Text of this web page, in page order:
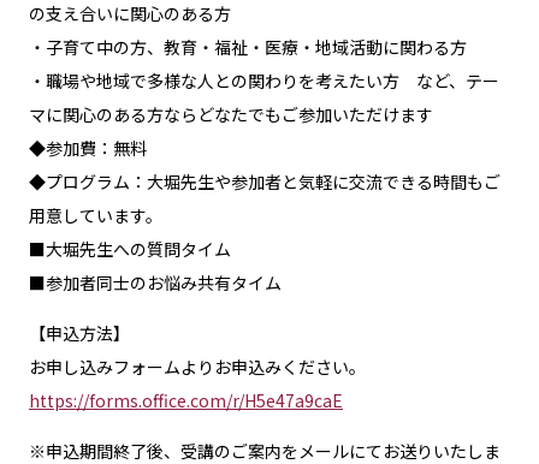
の支え合いに関心のある方
・子育て中の方、教育・福祉・医療・地域活動に関わる方
・職場や地域で多様な人との関わりを考えたい方 など、テー
マに関心のある方ならどなたでもご参加いただけます
◆参加費：無料
◆プログラム：大堀先生や参加者と気軽に交流できる時間もご
用意しています。
■大堀先生への質問タイム
■参加者同士のお悩み共有タイム
【申込方法】
お申し込みフォームよりお申込みください。
https://forms.office.com/r/H5e47a9caE
※申込期間終了後、受講のご案内をメールにてお送りいたしま